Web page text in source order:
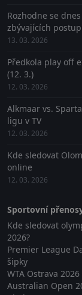
Rozhodne se
zbývajících
13. 03. 2026
Předkola play off
(12. 3.)
12. 03. 2026
Alkmaar vs.
ligu v TV
12. 03. 2026
Kde sledovat
online
12. 03. 2026
Sportovní
Kde sledovat
2026?
Premier League
šipky
WTA Ostrava
Australian Open